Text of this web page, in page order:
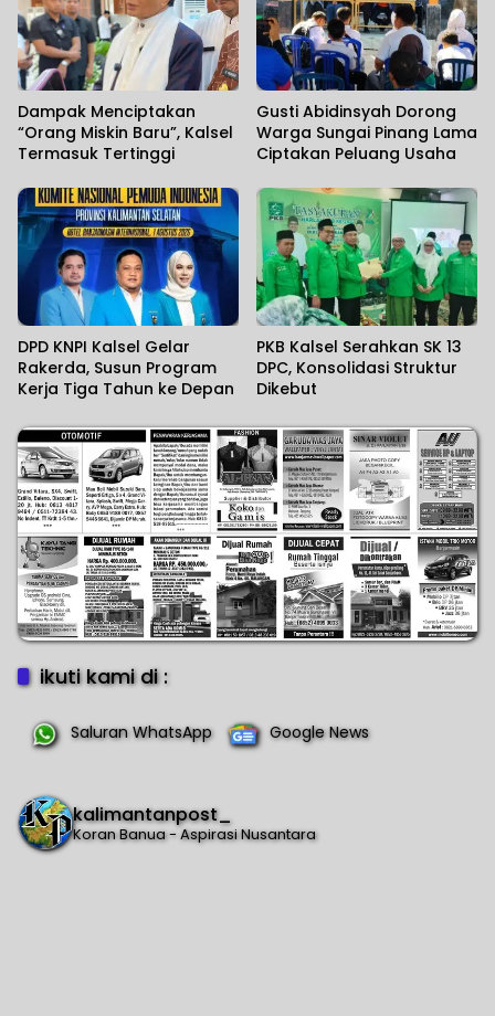
Dampak Menciptakan
“Orang Miskin Baru”, Kalsel
Termasuk Tertinggi
Gusti Abidinsyah Dorong
Warga Sungai Pinang Lama
Ciptakan Peluang Usaha
DPD KNPI Kalsel Gelar
Rakerda, Susun Program
Kerja Tiga Tahun ke Depan
PKB Kalsel Serahkan SK 13
DPC, Konsolidasi Struktur
Dikebut
ikuti kami di :
Saluran WhatsApp Google News
kalimantanpost_
Koran Banua - Aspirasi Nusantara